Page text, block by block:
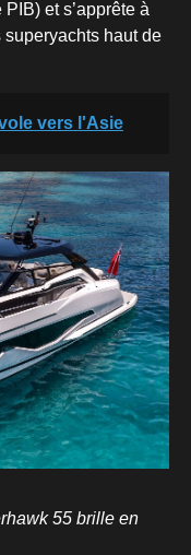
et s’apprête à
haut de
vers l'Asie
55 brille en